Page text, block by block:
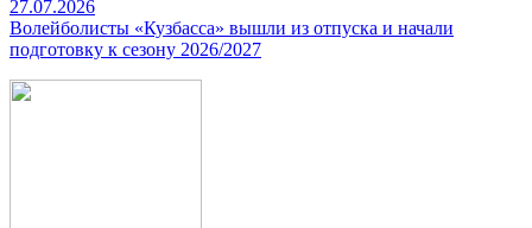
27.07.2026
Волейболисты «Кузбасса» вышли из отпуска и начали
подготовку к сезону 2026/2027